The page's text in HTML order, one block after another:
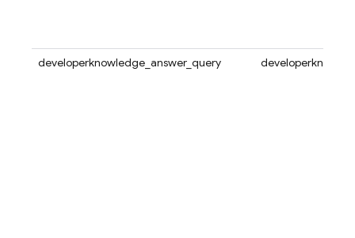
developerknowledge_answer_query